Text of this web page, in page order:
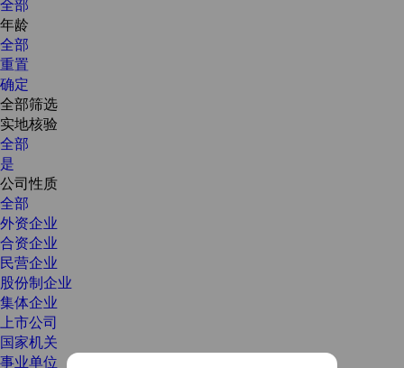
全部
年龄
全部
重置
确定
全部筛选
实地核验
全部
是
公司性质
全部
外资企业
合资企业
民营企业
股份制企业
集体企业
上市公司
国家机关
事业单位